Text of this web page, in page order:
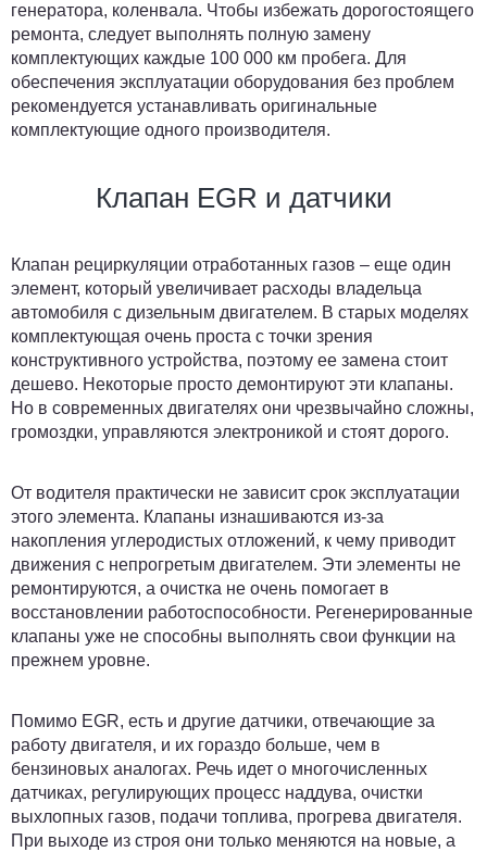
генератора, коленвала. Чтобы избежать дорогостоящего
ремонта, следует выполнять полную замену
комплектующих каждые 100 000 км пробега. Для
обеспечения эксплуатации оборудования без проблем
рекомендуется устанавливать оригинальные
комплектующие одного производителя.
Клапан EGR и датчики
Клапан рециркуляции отработанных газов – еще один
элемент, который увеличивает расходы владельца
автомобиля с дизельным двигателем. В старых моделях
комплектующая очень проста с точки зрения
конструктивного устройства, поэтому ее замена стоит
дешево. Некоторые просто демонтируют эти клапаны.
Но в современных двигателях они чрезвычайно сложны,
громоздки, управляются электроникой и стоят дорого.
От водителя практически не зависит срок эксплуатации
этого элемента. Клапаны изнашиваются из-за
накопления углеродистых отложений, к чему приводит
движения с непрогретым двигателем. Эти элементы не
ремонтируются, а очистка не очень помогает в
восстановлении работоспособности. Регенерированные
клапаны уже не способны выполнять свои функции на
прежнем уровне.
Помимо EGR, есть и другие датчики, отвечающие за
работу двигателя, и их гораздо больше, чем в
бензиновых аналогах. Речь идет о многочисленных
датчиках, регулирующих процесс наддува, очистки
выхлопных газов, подачи топлива, прогрева двигателя.
При выходе из строя они только меняются на новые, а